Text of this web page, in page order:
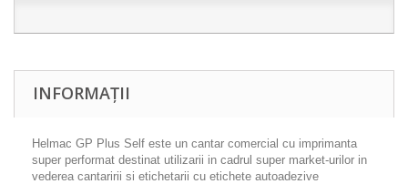
INFORMAȚII
Helmac GP Plus Self este un cantar comercial cu imprimanta
super performat destinat utilizarii in cadrul super market-urilor in
vederea cantaririi si etichetarii cu etichete autoadezive